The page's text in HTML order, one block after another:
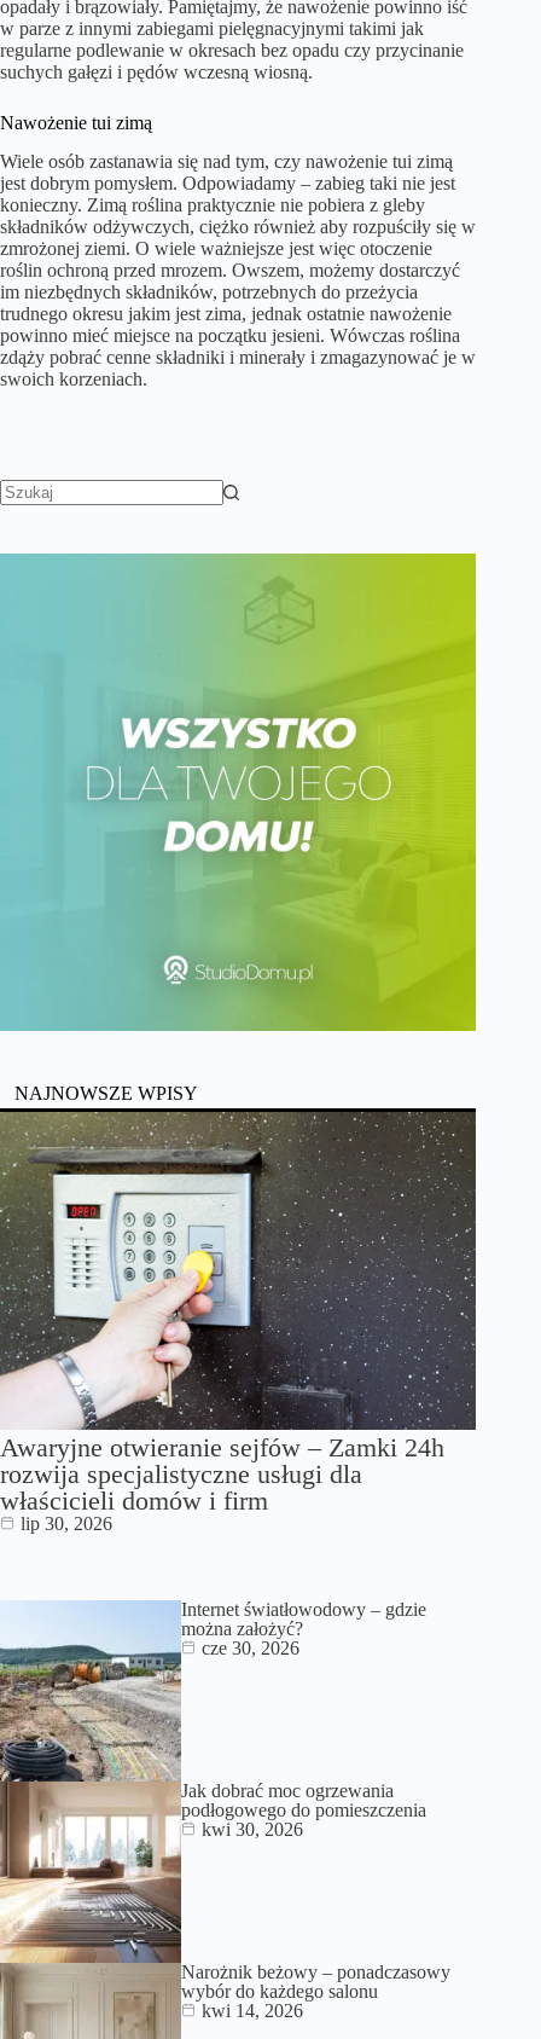
opadały i brązowiały. Pamiętajmy, że nawożenie powinno iść
w parze z innymi zabiegami pielęgnacyjnymi takimi jak
regularne podlewanie w okresach bez opadu czy przycinanie
suchych gałęzi i pędów wczesną wiosną.
Nawożenie tui zimą
Wiele osób zastanawia się nad tym, czy nawożenie tui zimą
jest dobrym pomysłem. Odpowiadamy – zabieg taki nie jest
konieczny. Zimą roślina praktycznie nie pobiera z gleby
składników odżywczych, ciężko również aby rozpuściły się w
zmrożonej ziemi. O wiele ważniejsze jest więc otoczenie
roślin ochroną przed mrozem. Owszem, możemy dostarczyć
im niezbędnych składników, potrzebnych do przeżycia
trudnego okresu jakim jest zima, jednak ostatnie nawożenie
powinno mieć miejsce na początku jesieni. Wówczas roślina
zdąży pobrać cenne składniki i minerały i zmagazynować je w
swoich korzeniach.
NAJNOWSZE WPISY
Awaryjne otwieranie sejfów – Zamki 24h
rozwija specjalistyczne usługi dla
właścicieli domów i firm
lip 30, 2026
Internet światłowodowy – gdzie
można założyć?
cze 30, 2026
Jak dobrać moc ogrzewania
podłogowego do pomieszczenia
kwi 30, 2026
Narożnik beżowy – ponadczasowy
wybór do każdego salonu
kwi 14, 2026